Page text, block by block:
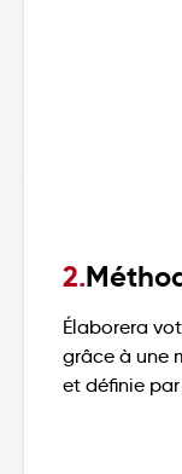
2.
Élaborera
grâce à une
et définie